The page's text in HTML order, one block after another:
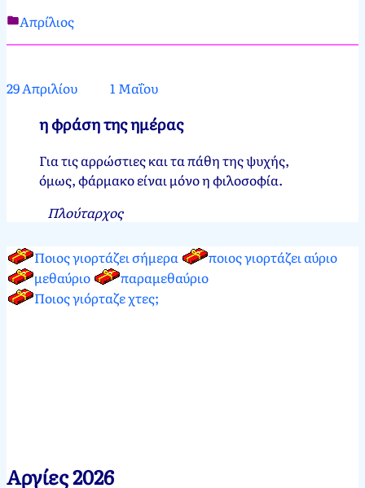
Νεκτάριος
30
2012
Μαΐου,
Απρίλιος
29 Απριλίου 1 Μαΐου
η φράση της ημέρας
Για τις αρρώστιες και τα πάθη της ψυχής,
όμως, φάρμακο είναι μόνο η φιλοσοφία.
Πλούταρχος
Ποιος γιορτάζει σήμερα
ποιος γιορτάζει αύριο
μεθαύριο
παραμεθαύριο
Ποιος γιόρταζε χτες;
Αργίες 2026